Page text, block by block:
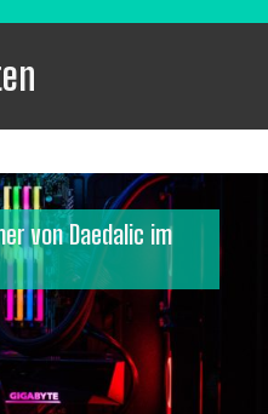
von Daedalic im